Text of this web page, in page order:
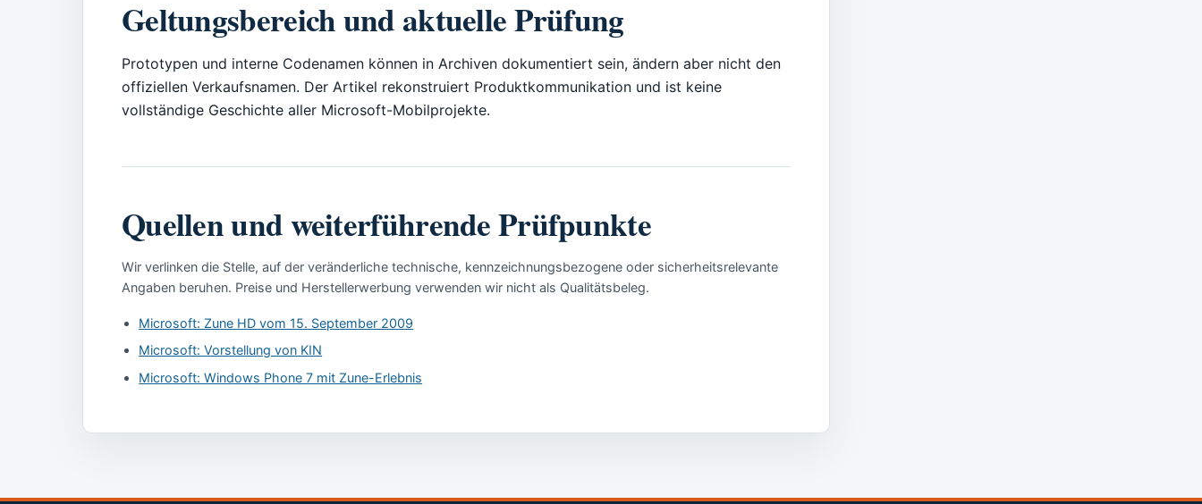
Geltungsbereich und aktuelle Prüfung
Prototypen und interne Codenamen können in Archiven dokumentiert sein, ändern aber nicht den
offiziellen Verkaufsnamen. Der Artikel rekonstruiert Produktkommunikation und ist keine
vollständige Geschichte aller Microsoft-Mobilprojekte.
Quellen und weiterführende Prüfpunkte
Wir verlinken die Stelle, auf der veränderliche technische, kennzeichnungsbezogene oder sicherheitsrelevante
Angaben beruhen. Preise und Herstellerwerbung verwenden wir nicht als Qualitätsbeleg.
Microsoft: Zune HD vom 15. September 2009
Microsoft: Vorstellung von KIN
Microsoft: Windows Phone 7 mit Zune-Erlebnis